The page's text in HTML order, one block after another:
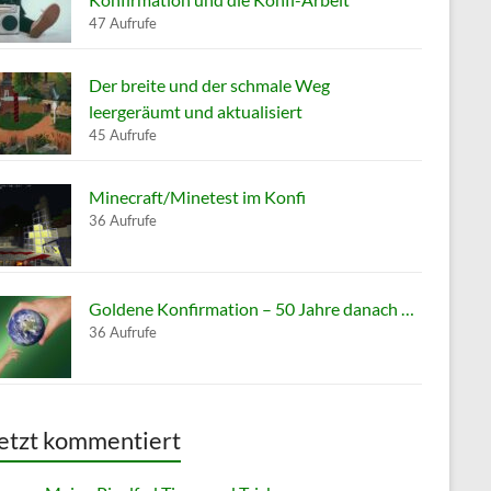
47 Aufrufe
Der breite und der schmale Weg
leergeräumt und aktualisiert
45 Aufrufe
Minecraft/Minetest im Konfi
36 Aufrufe
Goldene Konfirmation – 50 Jahre danach …
36 Aufrufe
kommentiert